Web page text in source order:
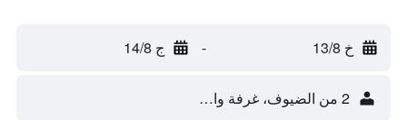
خ 13/8 - ج 14/8
2 من الضيوف، غرفة واحدة